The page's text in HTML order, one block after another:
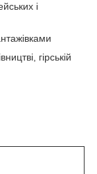
і
гірській